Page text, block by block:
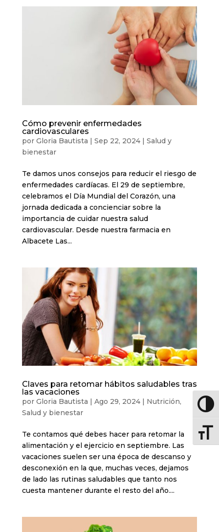
Cómo prevenir enfermedades
cardiovasculares
por Gloria Bautista | Sep 22, 2024| Salud y
bienestar
Te damos unos consejos para reducir el riesgo de
enfermedades cardíacas. El 29 de septiembre,
celebramos el Día Mundial del Corazón, una
jornada dedicada a concienciar sobre la
importancia de cuidar nuestra salud
cardiovascular. Desde nuestra farmacia en
Albacete Las...
Claves para retomar hábitos saludables tras
las vacaciones
por Gloria Bautista Ago 29, 2024| Nutrición,
Salud y bienestar
Te contamos qué debes hacer para retomar la
alimentación y el ejercicio en septiembre. Las
vacaciones suelen ser una época de descanso y
desconexión en la que, muchas veces, dejamos
de lado las rutinas saludables que tanto nos
cuesta mantener durante el resto del año....